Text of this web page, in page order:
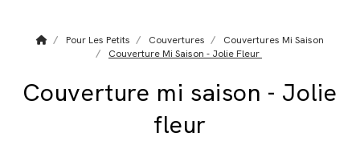
Pour Les Petits Couvertures
Couvertures Mi Saison
Couverture Mi Saison - Jolie Fleur
Couverture mi saison - Jolie
fleur